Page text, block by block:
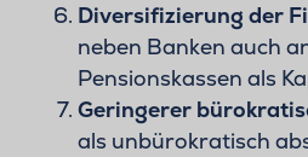
Diversifizierung der
neben Banken auch
Pensionskassen als
Geringerer
als unbürokratisch